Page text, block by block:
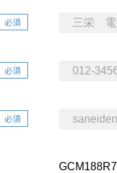
必須
必須
必須